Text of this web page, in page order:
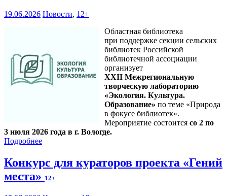
19.06.2026 Новости, 12+
Областная библиотека
при поддержке секции сельских
библиотек Российской
библиотечной ассоциации
организует
XXII Межрегиональную
творческую лабораторию
«Экология. Культура.
Образование» по теме «Природа
в фокусе библиотек».
Мероприятие состоится со 2 по
3 июля 2026 года в г. Вологде.
Подробнее
Конкурс для кураторов проекта «Гений
места» 12+